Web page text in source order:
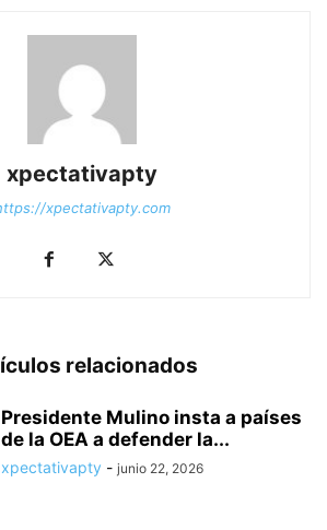
xpectativapty
xpectativapty.com
relacionados
Presidente Mulino insta a países
de la OEA a defender la...
xpectativapty - junio 22, 2026